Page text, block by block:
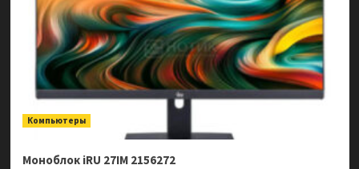
Компьютеры
Моноблок iRU 27IM 2156272